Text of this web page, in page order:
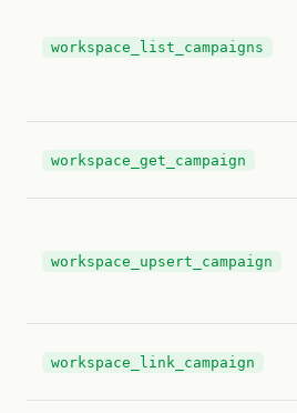
workspace_list_campaigns
workspace_get_campaign
workspace_upsert_campaign
workspace_link_campaign